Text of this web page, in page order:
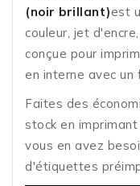
(noir brillant)est
couleur, jet
conçue pour
en interne avec un
Faites des
stock en
vous en avez
d'étiquettes